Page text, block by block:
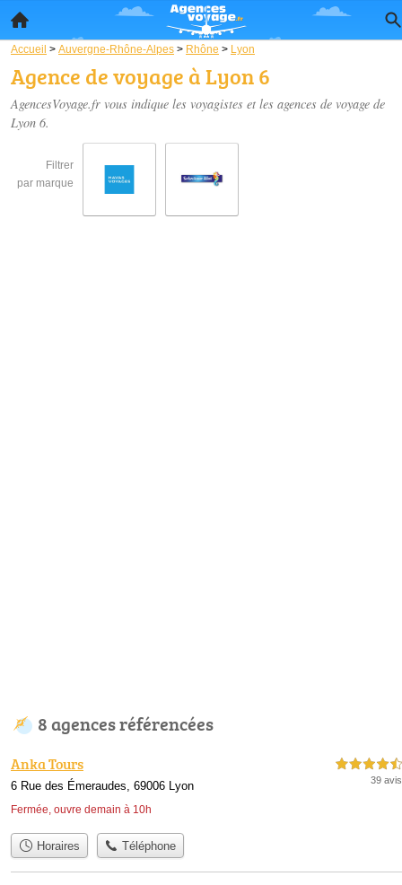
Accueil > Auvergne-Rhône-Alpes > Rhône > Lyon
Agence de voyage à Lyon 6
AgencesVoyage.fr vous indique les voyagistes et les agences de voyage de
Lyon 6.
Filtrer
par marque
8 agences référencées
Anka Tours
6 Rue des Émeraudes, 69006 Lyon
Fermée, ouvre demain à 10h
4,5 étoiles sur 5
39 avis
Horaires Téléphone